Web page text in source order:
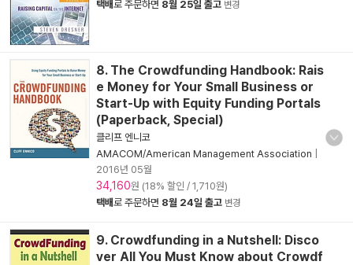
택배로 주문하면 8월 25일 출고 변경
8. The Crowdfunding Handbook: Rais
e Money for Your Small Business or
Start-Up with Equity Funding Portals
(Paperback, Special)
클리프 엔니코
AMACOM/American Management Association
2016년 05월
34,160원 (18% 할인 / 1,710원)
택배로 주문하면 8월 24일 출고 변경
9. Crowdfunding in a Nutshell: Disco
ver All You Must Know about Crowdf